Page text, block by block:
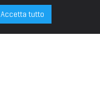
Accetta tutto